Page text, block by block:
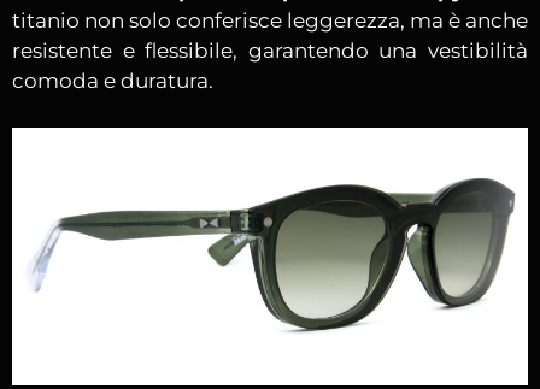
titanio non solo conferisce leggerezza, ma è anche
resistente e flessibile, garantendo una vestibilità
comoda e duratura.